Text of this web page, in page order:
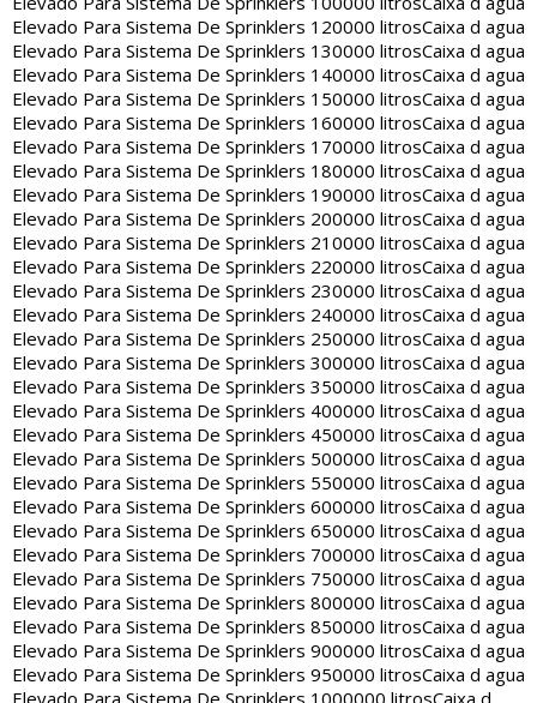
Elevado Para Sistema De Sprinklers 120000 litrosCaixa d agua
Elevado Para Sistema De Sprinklers 130000 litrosCaixa d agua
Elevado Para Sistema De Sprinklers 140000 litrosCaixa d agua
Elevado Para Sistema De Sprinklers 150000 litrosCaixa d agua
Elevado Para Sistema De Sprinklers 160000 litrosCaixa d agua
Elevado Para Sistema De Sprinklers 170000 litrosCaixa d agua
Elevado Para Sistema De Sprinklers 180000 litrosCaixa d agua
Elevado Para Sistema De Sprinklers 190000 litrosCaixa d agua
Elevado Para Sistema De Sprinklers 200000 litrosCaixa d agua
Elevado Para Sistema De Sprinklers 210000 litrosCaixa d agua
Elevado Para Sistema De Sprinklers 220000 litrosCaixa d agua
Elevado Para Sistema De Sprinklers 230000 litrosCaixa d agua
Elevado Para Sistema De Sprinklers 240000 litrosCaixa d agua
Elevado Para Sistema De Sprinklers 250000 litrosCaixa d agua
Elevado Para Sistema De Sprinklers 300000 litrosCaixa d agua
Elevado Para Sistema De Sprinklers 350000 litrosCaixa d agua
Elevado Para Sistema De Sprinklers 400000 litrosCaixa d agua
Elevado Para Sistema De Sprinklers 450000 litrosCaixa d agua
Elevado Para Sistema De Sprinklers 500000 litrosCaixa d agua
Elevado Para Sistema De Sprinklers 550000 litrosCaixa d agua
Elevado Para Sistema De Sprinklers 600000 litrosCaixa d agua
Elevado Para Sistema De Sprinklers 650000 litrosCaixa d agua
Elevado Para Sistema De Sprinklers 700000 litrosCaixa d agua
Elevado Para Sistema De Sprinklers 750000 litrosCaixa d agua
Elevado Para Sistema De Sprinklers 800000 litrosCaixa d agua
Elevado Para Sistema De Sprinklers 850000 litrosCaixa d agua
Elevado Para Sistema De Sprinklers 900000 litrosCaixa d agua
Elevado Para Sistema De Sprinklers 950000 litrosCaixa d agua